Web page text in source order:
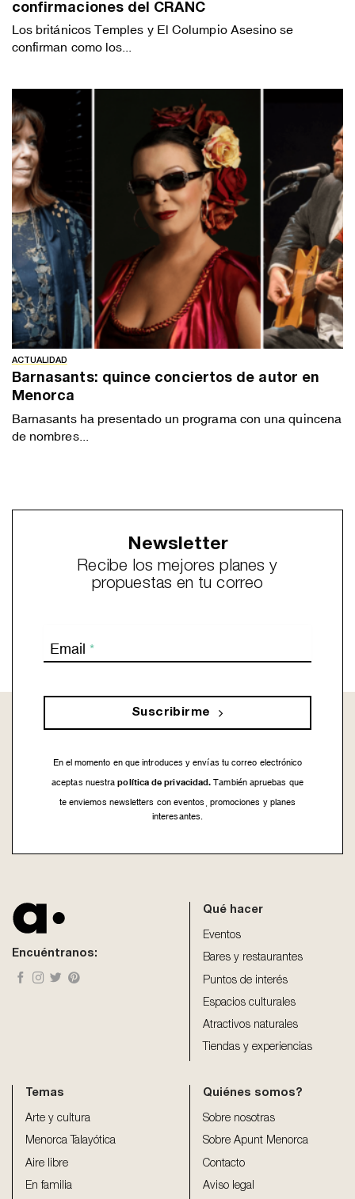
confirmaciones del CRANC
Los británicos Temples y El Columpio Asesino se
confirman como los...
ACTUALIDAD
Barnasants: quince conciertos de autor en
Menorca
Barnasants ha presentado un programa con una quincena
de nombres...
Newsletter
Recibe los mejores planes y
propuestas en tu correo
Email *
Suscribirme
En el momento en que introduces y envías tu correo electrónico
aceptas nuestra política de privacidad. También apruebas que
te enviemos newsletters con eventos, promociones y planes
interesantes.
left
Encuéntranos:
Qué hacer
Eventos
Bares y restaurantes
Puntos de interés
Espacios culturales
Atractivos naturales
Tiendas y experiencias
Temas
Arte y cultura
Menorca Talayótica
Aire libre
En familia
Quiénes somos?
Sobre nosotras
Sobre Apunt Menorca
Contacto
Aviso legal